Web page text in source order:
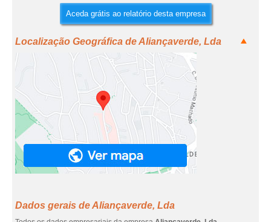
Aceda grátis ao relatório desta empresa
Localização Geográfica de Aliançaverde, Lda
Dados gerais de Aliançaverde, Lda